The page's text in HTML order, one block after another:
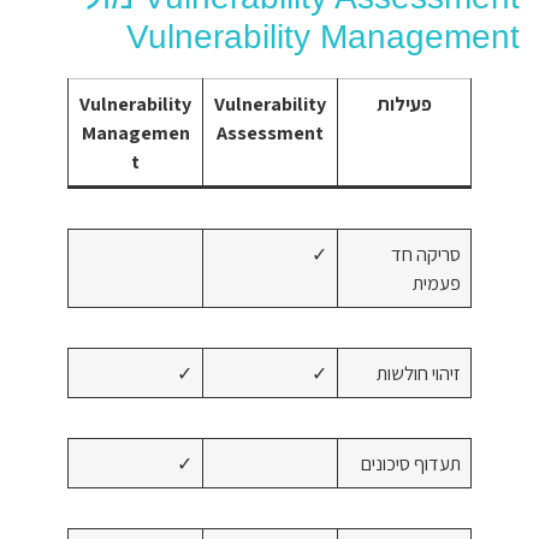
Vulnerability Management
פעילות
Vulnerability
Assessment
Vulnerability
Managemen
t
סריקה חד
פעמית
✓
זיהוי חולשות ✓
✓
תעדוף סיכונים ✓